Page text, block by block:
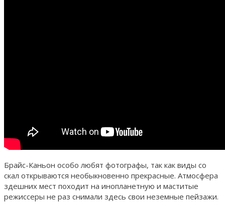
Брайс-Каньон особо любят фотографы, так как виды со
скал открываются необыкновенно прекрасные. Атмосфера
здешних мест походит на инопланетную и маститые
режиссеры не раз снимали здесь свои неземные пейзажи.